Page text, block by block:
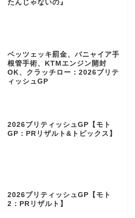
たんじゃないの』
ベッツェッキ罰金、バニャイア手
根管手術、KTMエンジン開封
OK、クラッチロー：2026ブリテ
ィッシュGP
2026ブリティッシュGP【モト
GP：PRリザルト&トピックス】
2026ブリティッシュGP【モト
2：PRリザルト】